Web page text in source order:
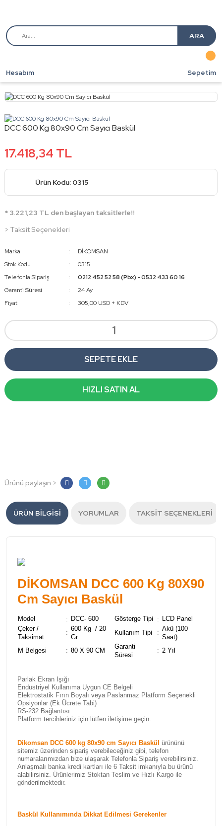
ARA
Hesabım Sepetim
DCC 600 Kg 80x90 Cm Sayıcı Baskül
17.418,34 TL
Ürün Kodu: 0315
* 3.221,23 TL den başlayan taksitlerle!!
> Taksit Seçenekleri
Marka
DİKOMSAN
Stok Kodu
0315
Telefonla Sipariş
0212 452 52 58 (Pbx) - 0532 433 60 16
Garanti Süresi
24 Ay
Fiyat
305,00 USD + KDV
SEPETE EKLE
HIZLI SATIN AL
Ürünü paylaşın >
ÜRÜN BILGISI YORUMLAR TAKSIT SEÇENEKLERI
DİKOMSAN DCC 600 Kg 80X90
Cm Sayıcı Baskül
Model : DCC- 600 Gösterge Tipi : LCD Panel
Çeker /
Taksimat
:
600 Kg / 20
Gr
Kullanım Tipi :
Akü (100
Saat)
M Belgesi
: 80 X 90 CM
Garanti
Süresi
: 2 Yıl
Parlak Ekran Işığı
Endüstriyel Kullanıma Uygun CE Belgeli
Elektrostatik Fırın Boyalı veya Paslanmaz Platform Seçenekli
Opsiyonlar (Ek Ücrete Tabi)
RS-232 Bağlantısı
Platform tercihleriniz için lütfen iletişime geçin.
Dikomsan DCC 600 kg 80x90 cm Sayıcı Baskül ürününü
sitemiz üzerinden sipariş verebileceğiniz gibi, telefon
numaralarımızdan bize ulaşarak Telefonla Sipariş verebilirsiniz.
Anlaşmalı banka kredi kartları ile 6 Taksit imkanıyla bu ürünü
alabilirsiniz. Ürünlerimiz Stoktan Teslim ve Hızlı Kargo ile
gönderilmektedir.
Baskül Kullanımında Dikkat Edilmesi Gerekenler